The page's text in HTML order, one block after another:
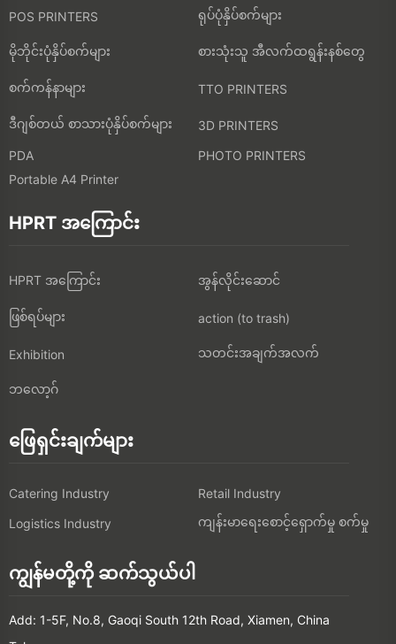
POS PRINTERS ရုပ်ပုံနှိပ်စက်များ
မိုဘိုင်းပုံနှိပ်စက်များ စားသုံးသူ အီလက်ထရွန်းနစ်တွေ
စက်ကန်နာများ TTO PRINTERS
ဒီဂျစ်တယ် စာသားပုံနှိပ်စက်များ
3D PRINTERS
PDA
PHOTO PRINTERS
Portable A4 Printer
HPRT အကြောင်း
HPRT အကြောင်း အွန်လိုင်းဆောင်
ဖြစ်ရပ်များ action (to trash)
Exhibition သတင်းအချက်အလက်
ဘလော့ဂ်
ဖြေရှင်းချက်များ
Catering Industry
Retail Industry
Logistics Industry
ကျန်းမာရေးစောင့်ရှောက်မှု စက်မှု
ကျွန်မတို့ကို ဆက်သွယ်ပါ
Add: 1-5F, No.8, Gaoqi South 12th Road, Xiamen, China